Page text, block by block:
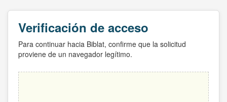
Verificación de acceso
Para continuar hacia Biblat, confirme que la solicitud
proviene de un navegador legítimo.